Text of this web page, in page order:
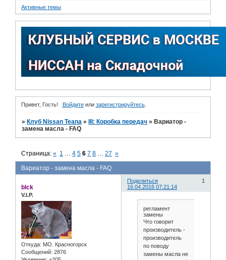
Активные темы
Привет, Гость! Войдитеили зарегистрируйтесь.
» Клуб Nissan Teana » III: Коробка передач » Вариатор -
замена масла - FAQ
Вариатор - замена масла - FAQ
Страница:« 1 4 5 6 7 8 27 »
Поделиться
1
16.04.2016 07:21:14
blck
V.I.P.
Откуда: МО. Красногорск
Сообщений: 2876
регламент
замены
Что говорит
производитель -
производитель
по поводу
замены масла не